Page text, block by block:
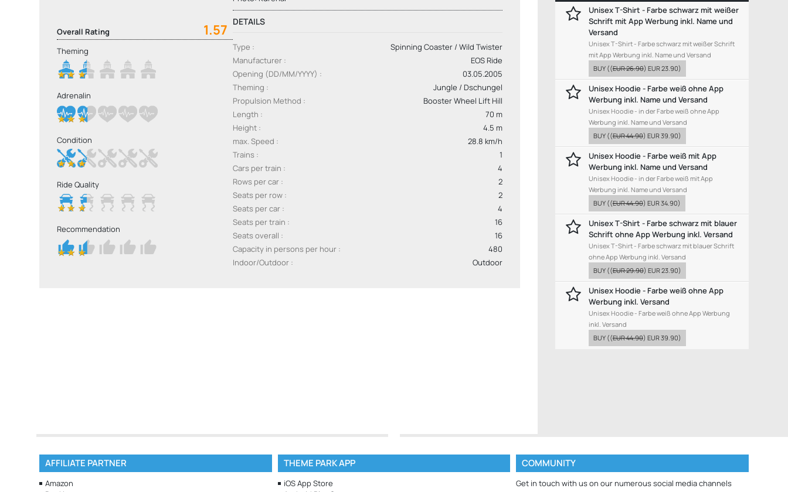
Overall Rating 1.57
Theming
Adrenalin
Condition
Ride Quality
Recommendation
DETAILS
Type
Spinning Coaster / Wild Twister
Manufacturer
EOS Ride
Opening (DD/MM/YYYY)
03.05.2005
Theming
Jungle / Dschungel
Propulsion Method
Booster Wheel Lift Hill
Length
70 m
Height
4.5 m
max. Speed
28.8 km/h
Trains
1
Cars per train
4
Rows per car
2
Seats per row
2
Seats per car
4
Seats per train
16
Seats overall
16
Capacity in persons per hour
480
Indoor/Outdoor
Outdoor
Unisex T-Shirt - Farbe schwarz mit weißer
Schrift mit App Werbung inkl. Name und
Versand
Unisex T-Shirt - Farbe schwarz mit weißer Schrift
mit App Werbung inkl. Name und Versand
BUY ((EUR 26.90) EUR 23.90)
Unisex Hoodie - Farbe weiß ohne App
Werbung inkl. Name und Versand
Unisex Hoodie - in der Farbe weiß ohne App
Werbung inkl. Name und Versand
BUY ((EUR 44.90) EUR 39.90)
Unisex Hoodie - Farbe weiß mit App
Werbung inkl. Name und Versand
Unisex Hoodie - in der Farbe weiß mit App
Werbung inkl. Name und Versand
BUY ((EUR 44.90) EUR 34.90)
Unisex T-Shirt - Farbe schwarz mit blauer
Schrift ohne App Werbung inkl. Versand
Unisex T-Shirt - Farbe schwarz mit blauer Schrift
ohne App Werbung inkl. Versand
BUY ((EUR 29.90) EUR 23.90)
Unisex Hoodie - Farbe weiß ohne App
Werbung inkl. Versand
Unisex Hoodie - Farbe weiß ohne App Werbung
inkl. Versand
BUY ((EUR 44.90) EUR 39.90)
AFFILIATE PARTNER
Amazon
THEME PARK APP
iOS App Store
COMMUNITY
Get in touch with us on our numerous social media channels